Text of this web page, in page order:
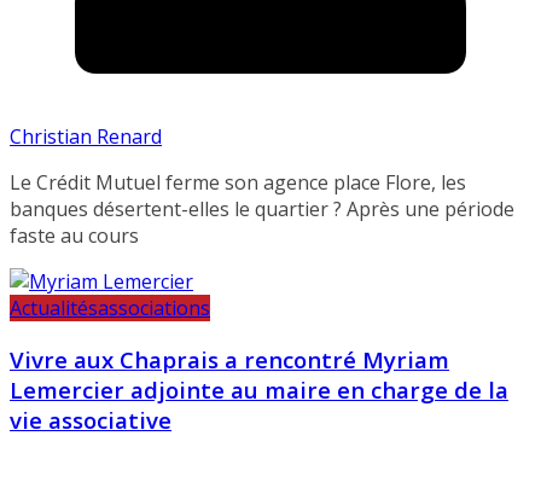
Christian Renard
Le Crédit Mutuel ferme son agence place Flore, les
banques désertent-elles le quartier ? Après une période
faste au cours
Actualitésassociations
Vivre aux Chaprais a rencontré Myriam
Lemercier adjointe au maire en charge de la
vie associative